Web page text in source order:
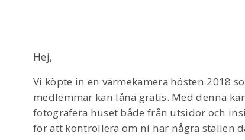
Hej,
Vi köpte in en värmekamera hösten 2018
medlemmar kan låna gratis. Med denna
fotografera huset både från utsidor och
för att kontrollera om ni har några ställen